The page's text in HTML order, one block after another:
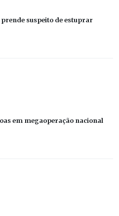
suspeito de estuprar
em megaoperação nacional